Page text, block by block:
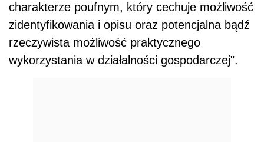
charakterze poufnym, który cechuje możliwość
zidentyfikowania i opisu oraz potencjalna bądź
rzeczywista możliwość praktycznego
wykorzystania w działalności gospodarczej".